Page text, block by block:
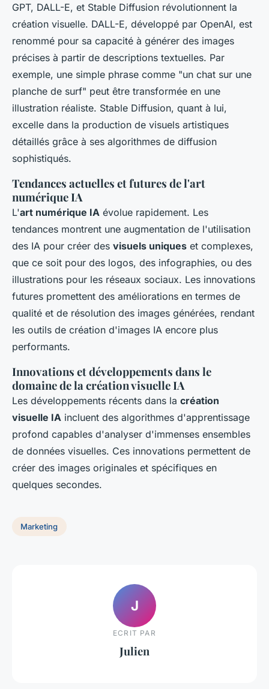
GPT, DALL-E, et Stable Diffusion révolutionnent la
création visuelle. DALL-E, développé par OpenAI, est
renommé pour sa capacité à générer des images
précises à partir de descriptions textuelles. Par
exemple, une simple phrase comme "un chat sur une
planche de surf" peut être transformée en une
illustration réaliste. Stable Diffusion, quant à lui,
excelle dans la production de visuels artistiques
détaillés grâce à ses algorithmes de diffusion
sophistiqués.
Tendances actuelles et futures de l'art
numérique IA
L'art numérique IA évolue rapidement. Les
tendances montrent une augmentation de l'utilisation
des IA pour créer des visuels uniques et complexes,
que ce soit pour des logos, des infographies, ou des
illustrations pour les réseaux sociaux. Les innovations
futures promettent des améliorations en termes de
qualité et de résolution des images générées, rendant
les outils de création d'images IA encore plus
performants.
Innovations et développements dans le
domaine de la création visuelle IA
Les développements récents dans la création
visuelle IA incluent des algorithmes d'apprentissage
profond capables d'analyser d'immenses ensembles
de données visuelles. Ces innovations permettent de
créer des images originales et spécifiques en
quelques secondes.
Marketing
J
ECRIT PAR
Julien